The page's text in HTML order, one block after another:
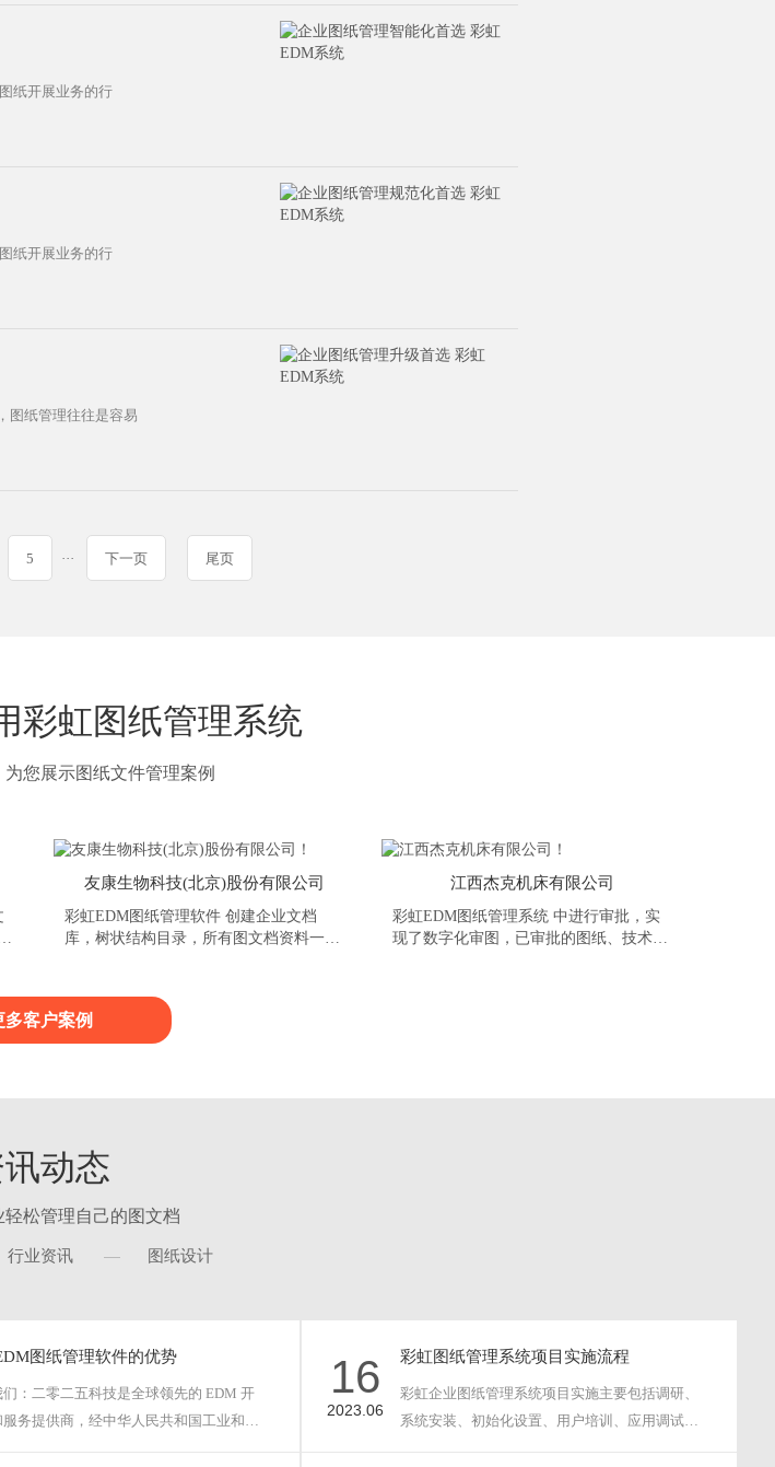
纸开展业务的行
纸开展业务的行
图纸管理往往是容易
5 ··· 下一页 尾页
彩虹图纸管理系统
您展示图纸文件管理案例
友康生物科技(北京)股份有限公司
彩虹EDM图纸管理软件 创建企业文档
库，树状结构目录，所有图文档资料一目
时查阅，可追溯复用，实现公司内部知识
财产管理与共享，保护文件永不丢失...
江西杰克机床有限公司
彩虹EDM图纸管理系统​ 中进行审批，实
现了数字化审图，已审批的图纸、技术资
多客户案例
动态
松管理自己的图文档
行业资讯 图纸设计
图纸管理软件的优势
们：二零二五科技是全球领先的 EDM 开
务提供商，经中华人民共和国工业和信
16
2023.06
彩虹图纸管理系统项目实施流程
彩虹企业图纸管理系统项目实施主要包括调研、
系统安装、初始化设置、用户培训、应用调试和